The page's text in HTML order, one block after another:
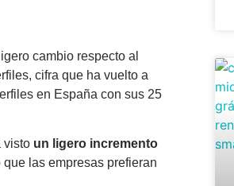
cambio respecto al
cifra que ha vuelto a
en España con sus 25
visto un ligero incremento
las empresas prefieran